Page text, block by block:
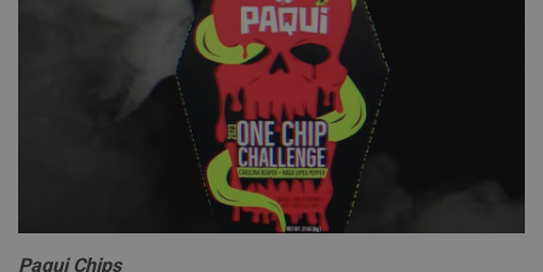
Paqui Chips